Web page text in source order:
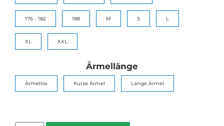
176 - 182 188 M S L
XL XXL
Ärmellänge
Ärmellos Kurze Ärmel Lange Ärmel